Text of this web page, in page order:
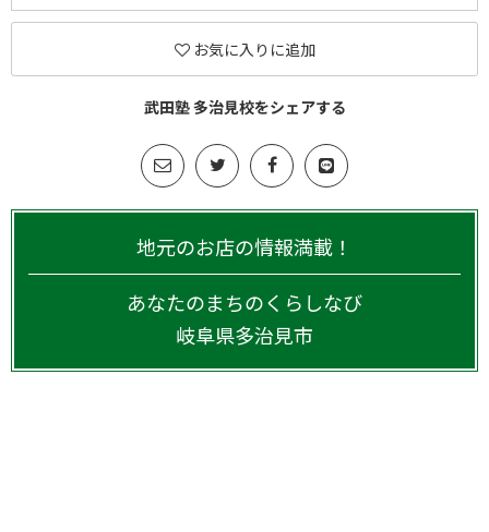
お気に入りに追加
武田塾 多治見校をシェアする
地元のお店の情報満載！
あなたのまちのくらしなび
岐阜県多治見市